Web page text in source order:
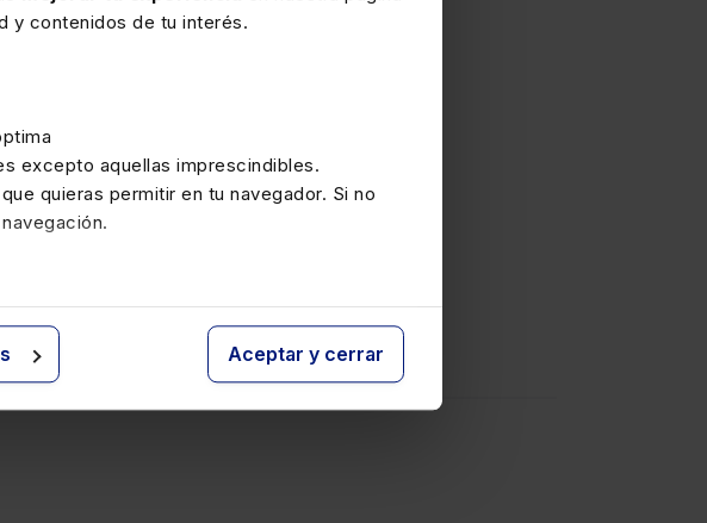
y contenidos de tu interés.
excepto aquellas imprescindibles.
quieras permitir en tu navegador. Si no
Aceptar y cerrar
violencia (LO 8/2021);
la más reciente